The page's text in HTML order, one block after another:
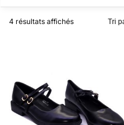
4 résultats affichés